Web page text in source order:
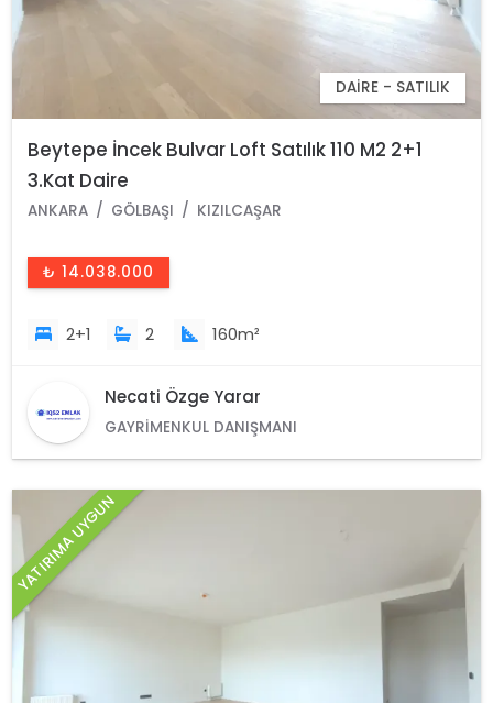
DAIRE - SATILIK
Beytepe İncek Bulvar Loft Satılık 110 M2 2+1
3.Kat Daire
ANKARA GÖLBAŞI KIZILCAŞAR
₺ 14.038.000
2+1 2 160m²
Necati Özge Yarar
GAYRIMENKUL DANIŞMANI
YATIRIMA UYGUN